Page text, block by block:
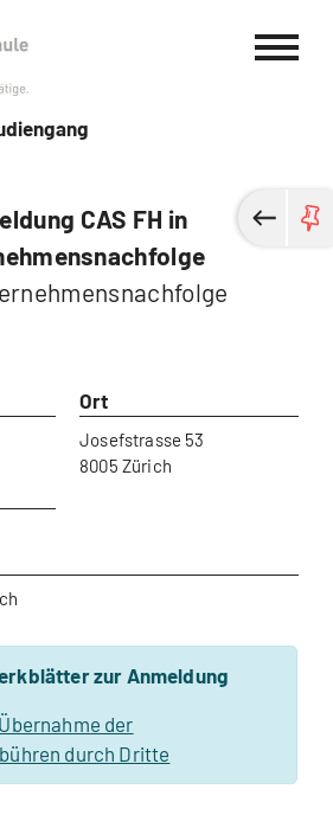
Kalaidos Fachhochschule Schweiz
CAS FH in
Ort
Josefstrasse 53
8005 Zürich
zur Anmeldung
der
durch Dritte